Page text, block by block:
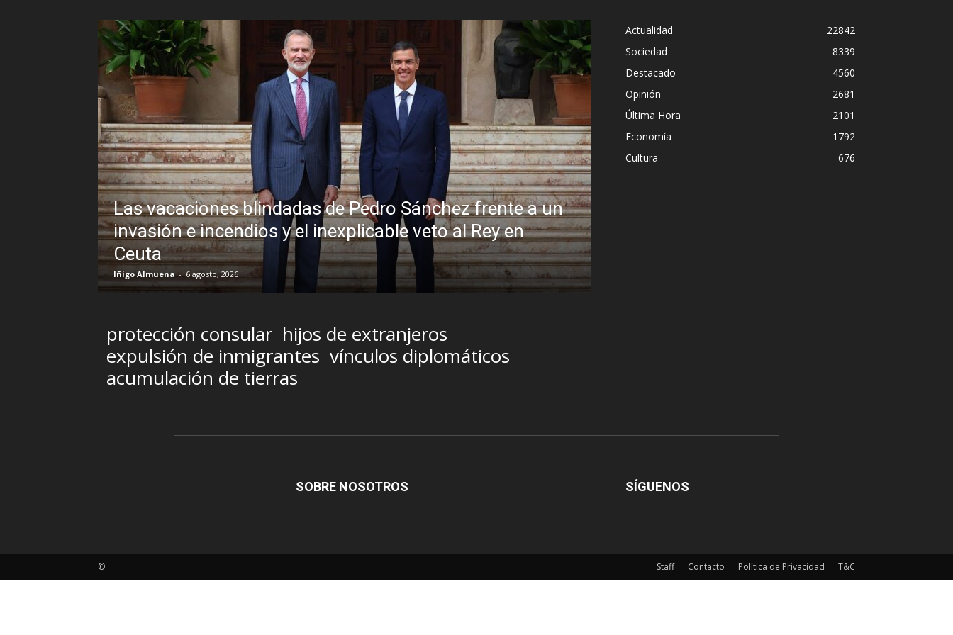
Las vacaciones blindadas de Pedro Sánchez frente a un
invasión e incendios y el inexplicable veto al Rey en
6 agosto, 2026
Sin disimulo: la peligrosa promiscuidad institucional
Brasil y la sombra del Foro de São Paulo
R.C. Gómez 5 agosto, 2026
protección consular hijos de extranjeros
expulsión de inmigrantes vínculos diplomáticos
acumulación de tierras
Actualidad
22842
Sociedad
8339
Destacado
4560
Opinión
2681
Última Hora
2101
Economía
1792
Cultura
676
SOBRE NOSOTROS SÍGUENOS
Staff Contacto Política de Privacidad T&C
©